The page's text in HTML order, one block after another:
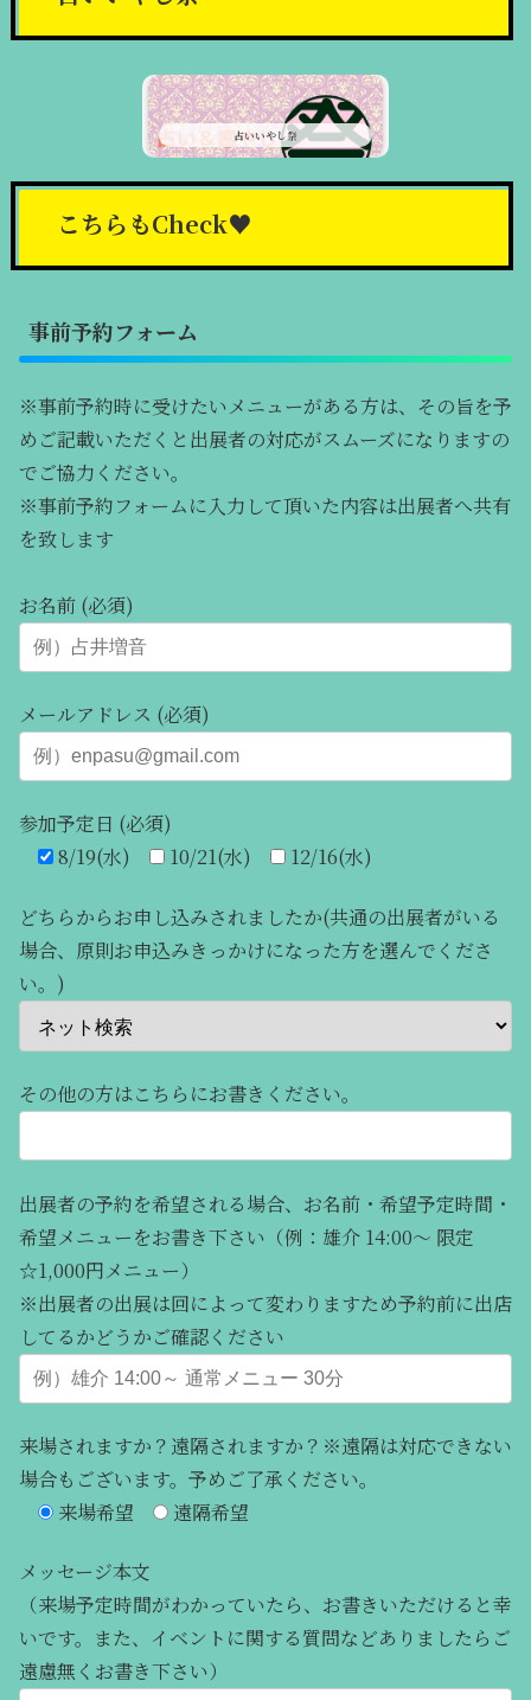
占いいやし祭
こちらもCheck♥
事前予約フォーム
※事前予約時に受けたいメニューがある方は、その旨を予
めご記載いただくと出展者の対応がスムーズになりますの
でご協力ください。
※事前予約フォームに入力して頂いた内容は出展者へ共有
を致します
お名前 (必須)
メールアドレス (必須)
参加予定日 (必須)
8/19(水)
10/21(水) 12/16(水)
どちらからお申し込みされましたか(共通の出展者がいる
場合、原則お申込みきっかけになった方を選んでくださ
い。)
その他の方はこちらにお書きください。
出展者の予約を希望される場合、お名前・希望予定時間・
希望メニューをお書き下さい（例：雄介 14:00～ 限定
☆1,000円メニュー）
※出展者の出展は回によって変わりますため予約前に出店
してるかどうかご確認ください
来場されますか？遠隔されますか？※遠隔は対応できない
場合もございます。予めご了承ください。
来場希望
遠隔希望
メッセージ本文
（来場予定時間がわかっていたら、お書きいただけると幸
いです。また、イベントに関する質問などありましたらご
遠慮無くお書き下さい）